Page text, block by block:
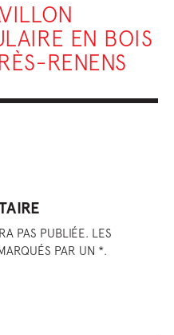
EN BOIS
RENENS
PAS PUBLIÉE. LES
PAR UN *.